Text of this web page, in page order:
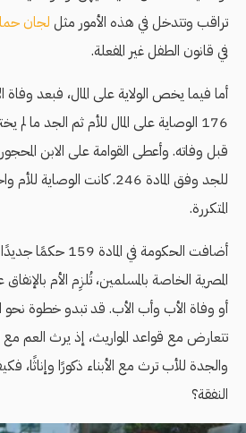
تراقب وتتدخل في هذه الأمور مثل لجان
في قانون الطفل غير المفعلة.
أما فيما يخص الولاية على المال، فبعد وفاة
176 الوصاية على المال للأم ثم الجد ما لم
قبل وفاته. وأعطى القوامة على الابن
للجد وفق المادة 246. كانت
المتكررة.
أضافت الحكومة في
المصرية الخاصة بالمسلمين، تُلزِم الأم
أو وفاة الأب وأب الأب. قد تبدو خطوة نحو
تتعارض مع قواعد المواريث، إذ يرث العم مع
والجدة للأب ترث مع الأبناء ذكورًا
النفقة؟